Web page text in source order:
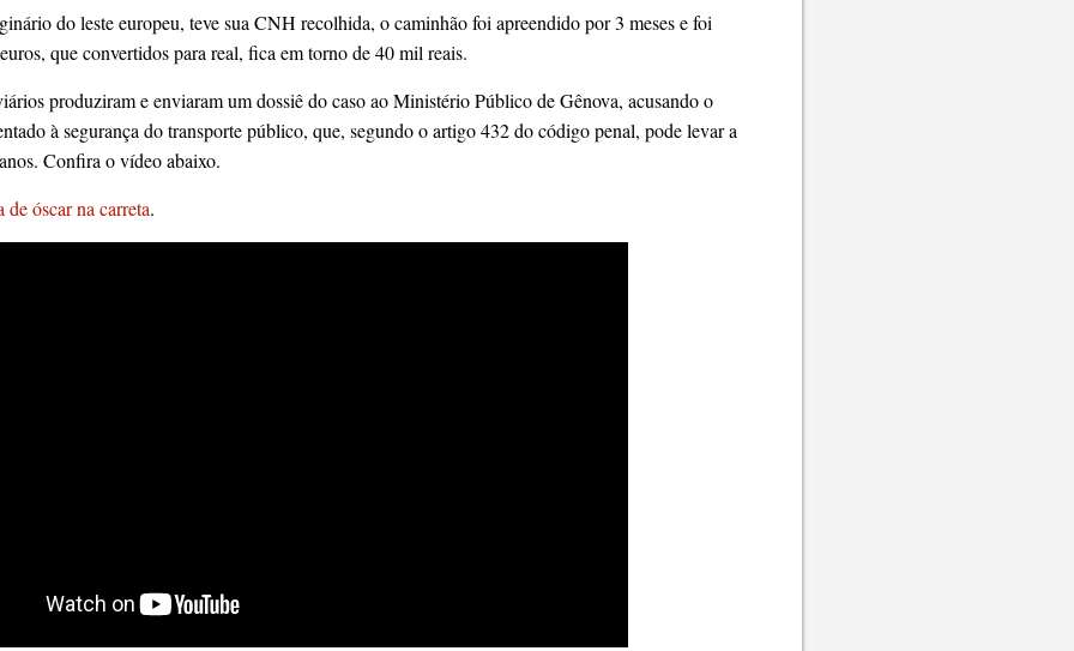
do leste europeu, teve sua CNH recolhida, o caminhão foi apreendido por 3 meses e foi
que convertidos para real, fica em torno de 40 mil reais.
produziram e enviaram um dossiê do caso ao Ministério Público de Gênova, acusando o
à segurança do transporte público, que, segundo o artigo 432 do código penal, pode levar a
Confira o vídeo abaixo.
óscar na carreta.